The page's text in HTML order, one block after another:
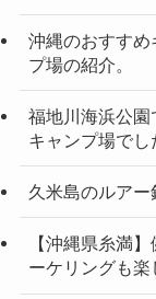
沖縄のおすす
プ場の紹介。
福地川海浜公園
キャンプ場でし
久米島のルアー
【沖縄県糸満
ーケリングも